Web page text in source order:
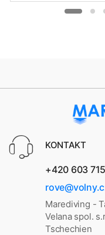
KONTAKT
+420 603
Marediving -
Velana spol.
Tschechien